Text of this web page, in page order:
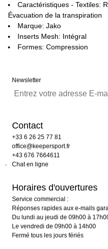
Caractéristiques - Textiles:
Évacuation de la transpiration
Marque: Jako
Inserts Mesh: Intégral
Formes: Compression
Newsletter
Contact
+33 6 26 25 77 81
office@keepersport.fr
+43 676 7664611
Chat en ligne
Horaires d'ouvertures
Service commercial :
Réponses rapides aux e-mails
Du lundi au jeudi de 09h00 à
Le vendredi de 09h00 à 14h00
Fermé tous les jours fériés